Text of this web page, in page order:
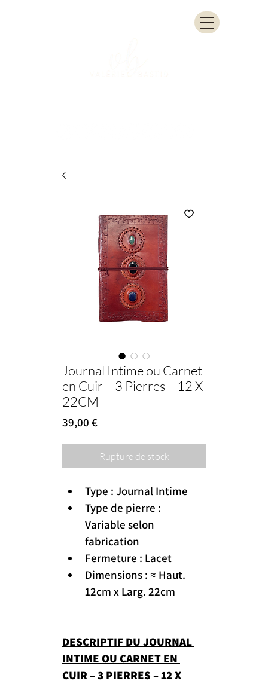
Journal Intime ou Carnet
en Cuir – 3 Pierres – 12 X
22CM
39,00 €Prix
Rupture de stock
Type : Journal Intime
Type de pierre :
Variable selon
fabrication
Fermeture : Lacet
Dimensions : ≈ Haut.
12cm x Larg. 22cm
DESCRIPTIF DU JOURNAL
INTIME OU CARNET EN
CUIR – 3 PIERRES – 12 X